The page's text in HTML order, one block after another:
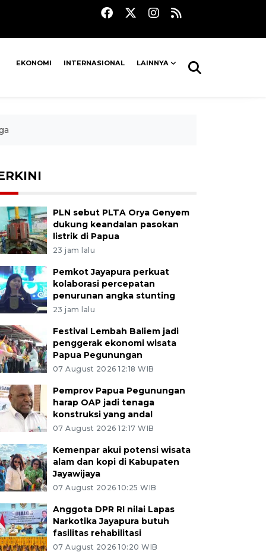
EKONOMI INTERNASIONAL LAINNYA
PLN sebut PLTA Orya Genyem
dukung keandalan pasokan
listrik di Papua
23 jam lalu
Pemkot Jayapura perkuat
kolaborasi percepatan
penurunan angka stunting
23 jam lalu
Festival Lembah Baliem jadi
penggerak ekonomi wisata
Papua Pegunungan
07 August 2026 12:18 WIB
Pemprov Papua Pegunungan
harap OAP jadi tenaga
konstruksi yang andal
07 August 2026 12:17 WIB
Kemenpar akui potensi wisata
alam dan kopi di Kabupaten
Jayawijaya
07 August 2026 10:25 WIB
Anggota DPR RI nilai Lapas
Narkotika Jayapura butuh
fasilitas rehabilitasi
07 August 2026 10:20 WIB